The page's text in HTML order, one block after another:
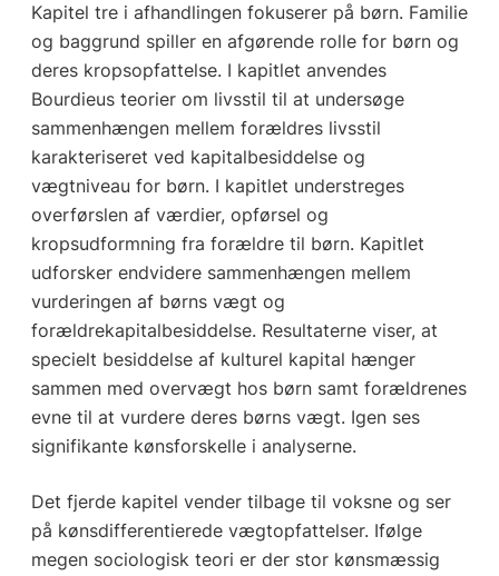
Kapitel tre i afhandlingen fokuserer på børn. Familie
og baggrund spiller en afgørende rolle for børn og
deres kropsopfattelse. I kapitlet anvendes
Bourdieus teorier om livsstil til at undersøge
sammenhængen mellem forældres livsstil
karakteriseret ved kapitalbesiddelse og
vægtniveau for børn. I kapitlet understreges
overførslen af værdier, opførsel og
kropsudformning fra forældre til børn. Kapitlet
udforsker endvidere sammenhængen mellem
vurderingen af børns vægt og
forældrekapitalbesiddelse. Resultaterne viser, at
specielt besiddelse af kulturel kapital hænger
sammen med overvægt hos børn samt forældrenes
evne til at vurdere deres børns vægt. Igen ses
signifikante kønsforskelle i analyserne.
Det fjerde kapitel vender tilbage til voksne og ser
på kønsdifferentierede vægtopfattelser. Ifølge
megen sociologisk teori er der stor kønsmæssig